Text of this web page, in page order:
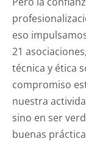
eso
21
técnica y ética
compromiso
nuestra
sino en ser
buenas